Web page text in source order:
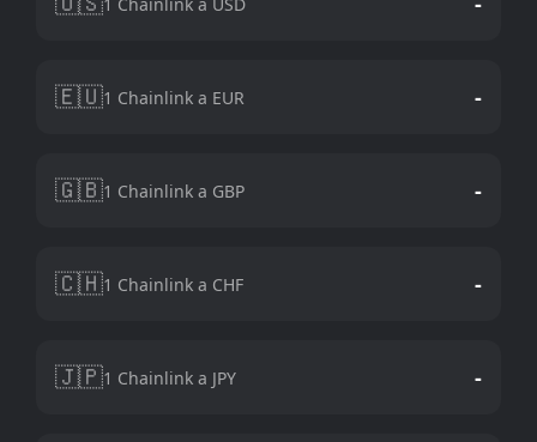
🇪🇺1 Chainlink a EUR -
🇬🇧1 Chainlink a GBP -
🇨🇭1 Chainlink a CHF -
🇯🇵1 Chainlink a JPY -